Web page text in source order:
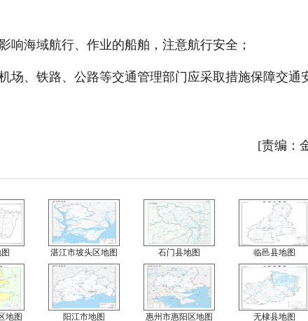
响海域航行、作业的船舶，注意航行安全；
场、铁路、公路等交通管理部门应采取措施保障交通
[责编：
湛江市坡头区地图 石门县地图 临邑县地图
地图 阳江市地图 惠州市惠阳区地图 无棣县地图